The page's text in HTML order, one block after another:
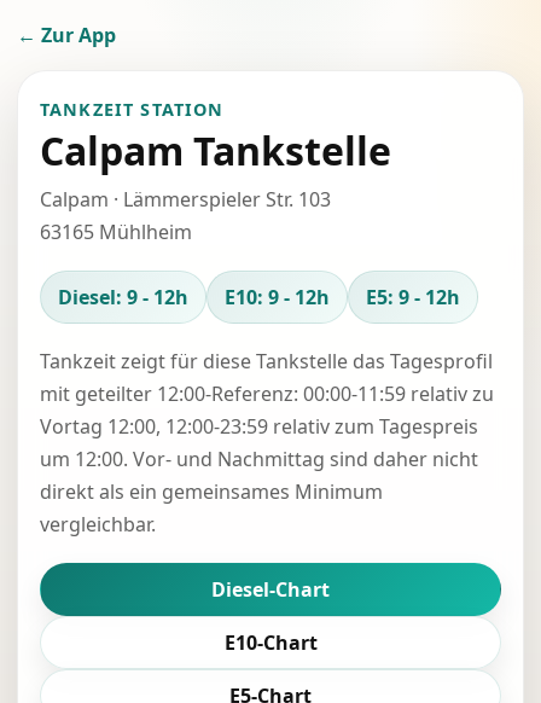
← Zur App
TANKZEIT STATION
Calpam Tankstelle
Calpam · Lämmerspieler Str. 103
63165 Mühlheim
Diesel: 9 - 12h E10: 9 - 12h E5: 9 - 12h
Tankzeit zeigt für diese Tankstelle das Tagesprofil
mit geteilter 12:00-Referenz: 00:00-11:59 relativ zu
Vortag 12:00, 12:00-23:59 relativ zum Tagespreis
um 12:00. Vor- und Nachmittag sind daher nicht
direkt als ein gemeinsames Minimum
vergleichbar.
Diesel-Chart
E10-Chart
E5-Chart